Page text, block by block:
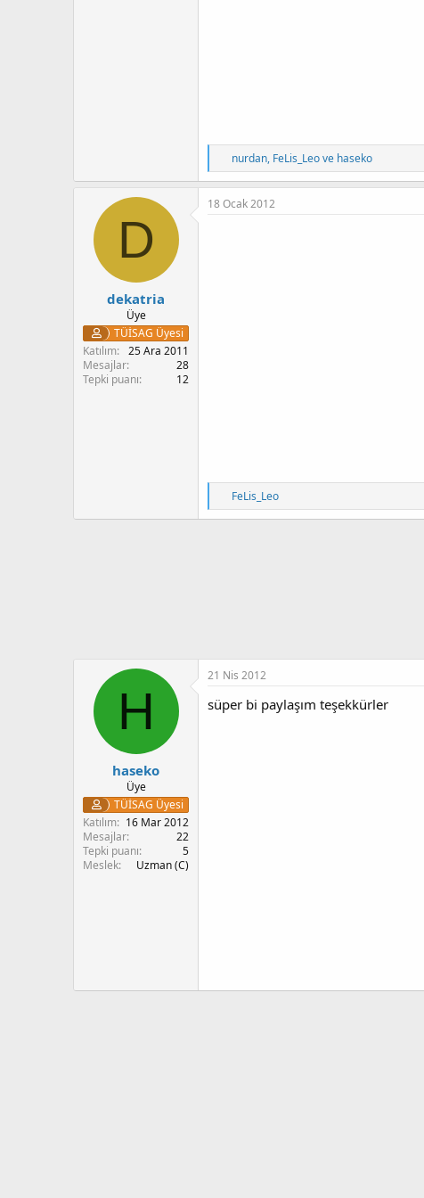
T
e
p
k
nurdan, FeLis_Leove haseko
D
dekatria
Üye
TÜİSAG Üyesi
Katılım
25 Ara 2011
Mesajlar
28
Tepki puanı
12
18 Ocak 2012
T
e
p
FeLis_Leo
H
haseko
Üye
TÜİSAG Üyesi
Katılım
16 Mar 2012
Mesajlar
22
Tepki puanı
5
Meslek
Uzman (C)
21 Nis 2012
süper bi paylaşım teşekkürler